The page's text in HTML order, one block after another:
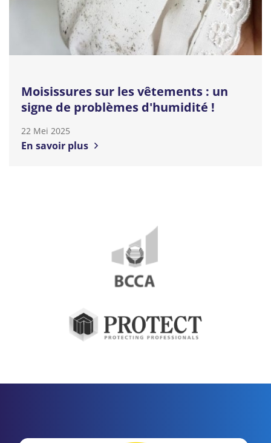
Moisissures sur les vêtements : un
signe de problèmes d'humidité !
22 Mei 2025
En savoir plus